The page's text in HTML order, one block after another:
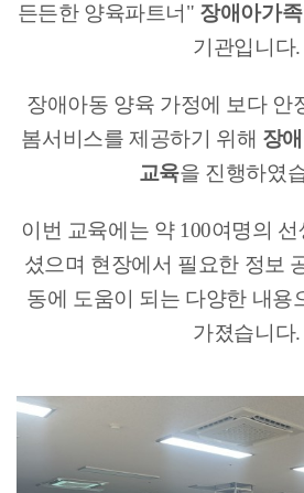
든든한 양육파트너" ​ 장애아가
기관입니다.
장애아동 양육 가정에 보다 안
봄서비스를 제공하기 위해 장
교육을 진행하였
이번 교육에는 약 100여명의
셨으며 현장에서 필요한 정보
동에 도움이 되는 다양한 내용
가졌습니다.